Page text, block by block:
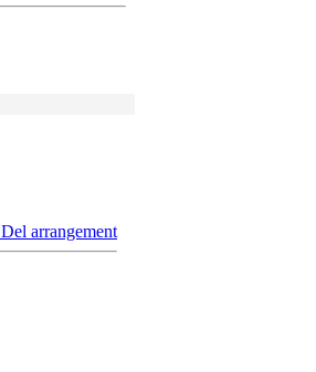
Del arrangement